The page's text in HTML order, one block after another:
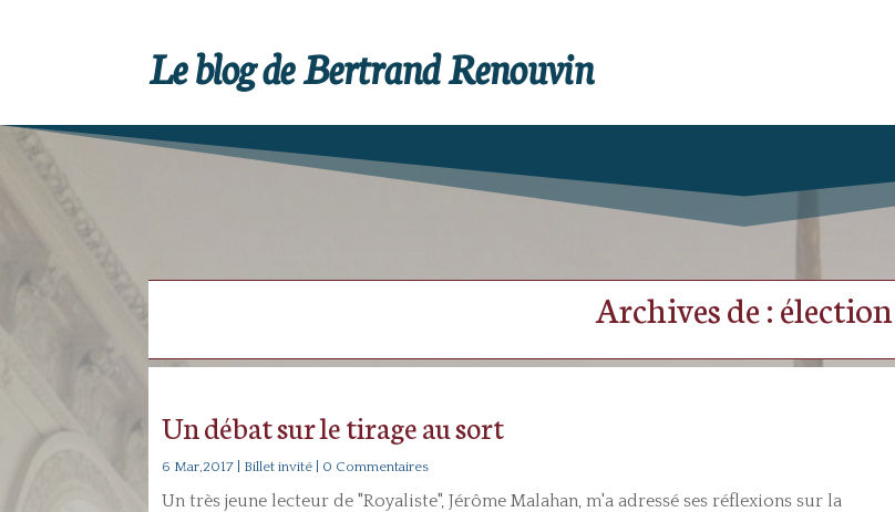
Le blog de Bertrand Renouvin
Archives de : élection
Un débat sur le tirage au sort
6 Mar,2017 Billet invité | 0 Commentaires
Un très jeune lecteur de "Royaliste", Jérôme Malahan, m'a adressé ses réflexions sur la